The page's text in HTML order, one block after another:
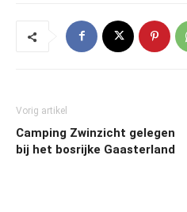
Vorig artikel
Camping Zwinzicht gelegen
bij het bosrijke Gaasterland